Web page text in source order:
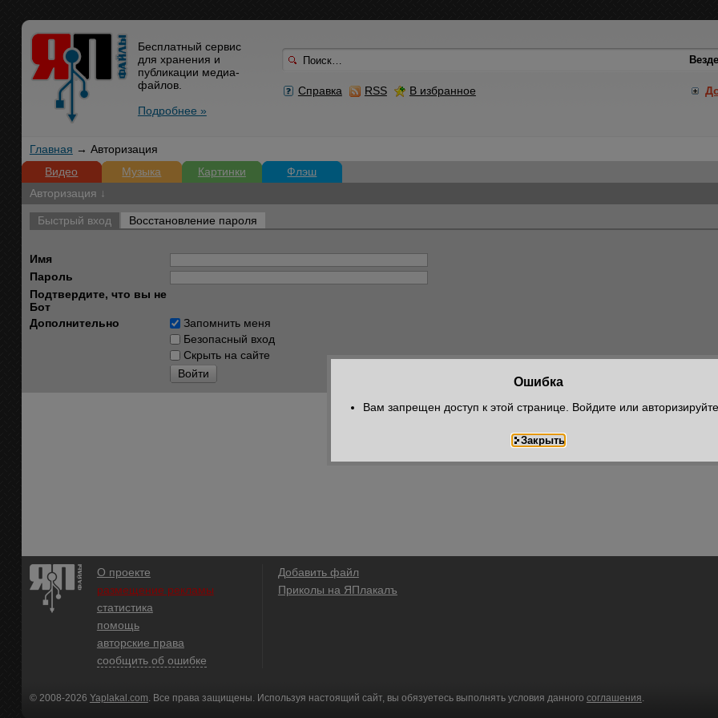
Справка RSS В избранное
Бесплатный сервис
для хранения и
публикации медиа-
файлов.
Подробнее »
Главная → Авторизация
Видео
Музыка Картинки
Флэш
Авторизация ↓
Быстрый вход Восстановление пароля
Имя
Пароль
Подтвердите, что вы не
Бот
Дополнительно
Запомнить меня
Безопасный вход
Скрыть на сайте
Войти
О проекте
размещение рекламы
статистика
помощь
авторские права
сообщить об ошибке
Добавить файл
Приколы на ЯПлакалъ
© 2008-2026 Yaplakal.com. Все права защищены. Используя настоящий сайт, вы обязуетесь выполнять условия данного соглашения.
Ошибка
Вам запрещен доступ к этой странице. Войдите или